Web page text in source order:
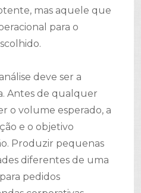
mas aquele que
para o
deve ser a
Antes de qualquer
o volume esperado, a
e o objetivo
Produzir pequenas
diferentes de uma
pedidos